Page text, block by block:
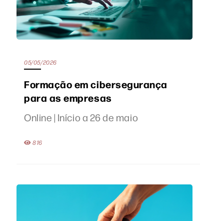
05/05/2026
Formação em cibersegurança
para as empresas
Online | Início a 26 de maio
816